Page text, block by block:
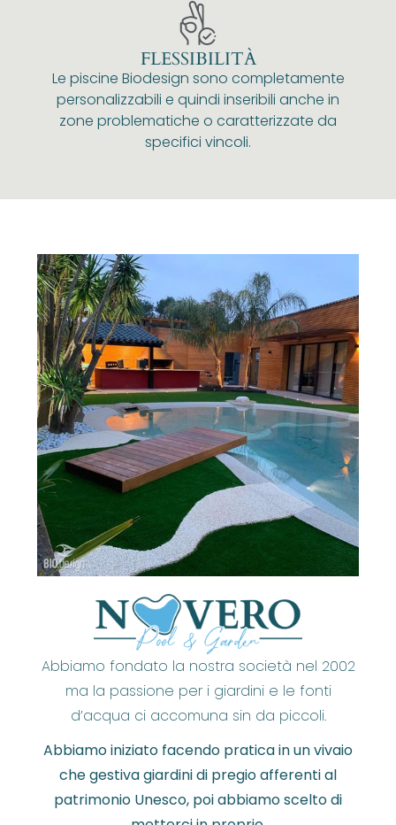
FLESSIBILITÀ
Le piscine Biodesign sono completamente
personalizzabili e quindi inseribili anche in
zone problematiche o caratterizzate da
specifici vincoli.
Abbiamo fondato la nostra società nel 2002
ma la passione per i giardini e le fonti
d’acqua ci accomuna sin da piccoli.
Abbiamo iniziato facendo pratica in un vivaio
che gestiva giardini di pregio afferenti al
patrimonio Unesco, poi abbiamo scelto di